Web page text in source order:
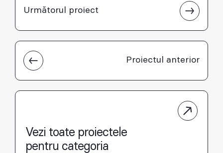
Proiectul anterior
Următorul proiect
Vezi toate proiectele
pentru categoria